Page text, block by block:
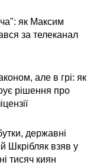
як Максим
за телеканал
але в грі: як
рішення про
державні
Шкрібляк взяв у
тисяч киян